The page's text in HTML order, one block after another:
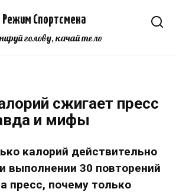
Режим Спортсмена
голову, качай тело
сжигает пресс
и мифы
калорий действительно
выполнении 30 повторений
пресс, почему только